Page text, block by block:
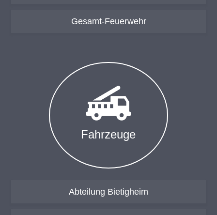
Gesamt-Feuerwehr
Fahr­zeu­ge
Abteilung Bietigheim